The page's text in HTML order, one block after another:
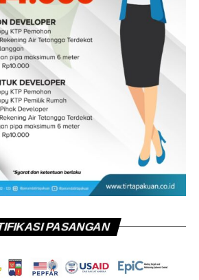
PASANGAN